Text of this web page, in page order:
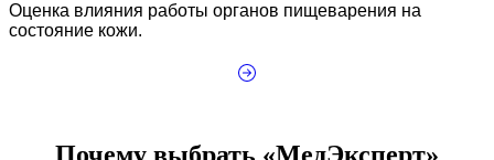
Оценка влияния работы органов пищеварения на
состояние кожи.